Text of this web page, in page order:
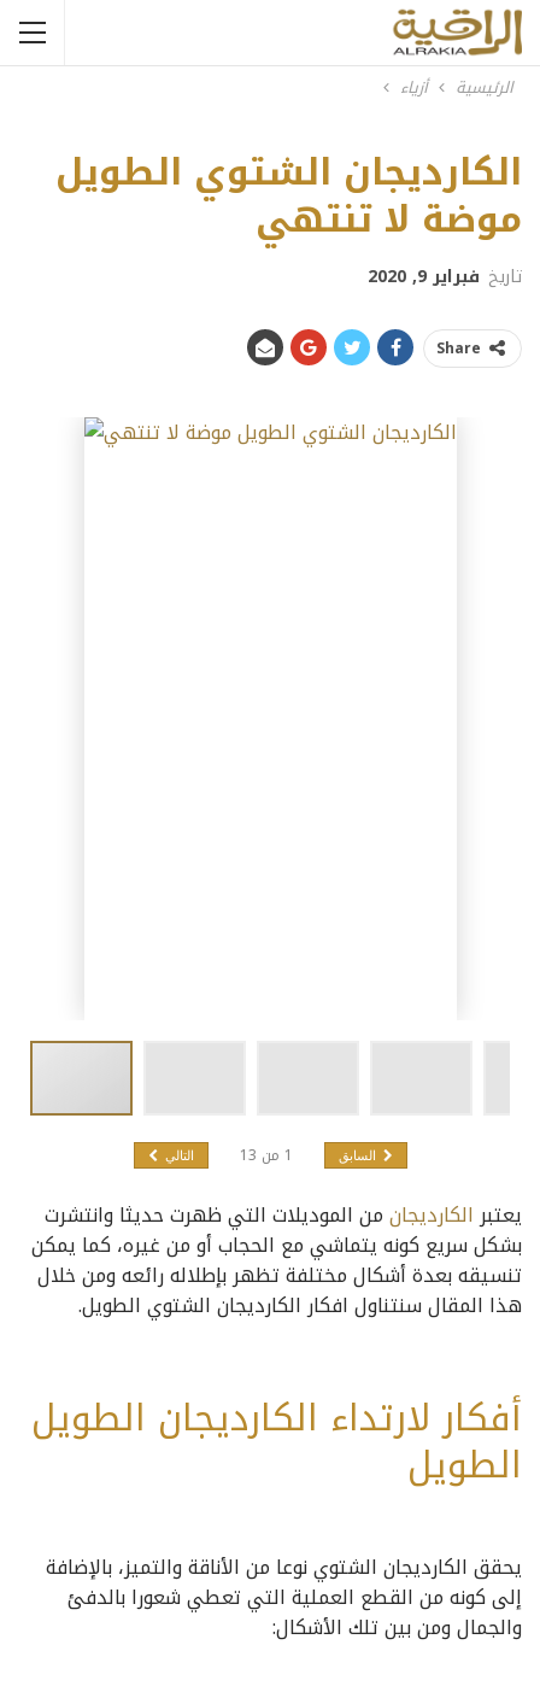
الرئيسية أزياء
Previous Next
الكارديجان الشتوي الطويل
موضة لا تنتهي
تاريخ فبراير 9, 2020
Share
السابق 1 من 13 التالي
يعتبر الكارديجانمن الموديلات التي ظهرت حديثا وانتشرت
بشكل سريع كونه يتماشي مع الحجاب أو من غيره، كما يمكن
تنسيقه بعدة أشكال مختلفة تظهر بإطلاله رائعه ومن خلال
هذا المقال سنتناول افكار الكارديجان الشتوي الطويل.
أفكار لارتداء الكارديجان الطويل
الطويل
يحقق الكارديجان الشتوي نوعا من الأناقة والتميز، بالإضافة
إلى كونه من القطع العملية التي تعطي شعورا بالدفئ
والجمال ومن بين تلك الأشكال: